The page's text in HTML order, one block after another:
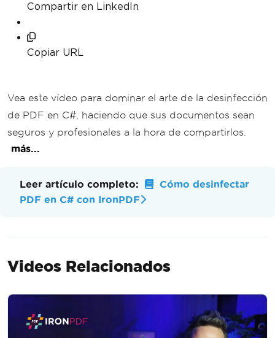
Compartir en LinkedIn
Copiar URL
Vea este vídeo para dominar el arte de la desinfección
de PDF en C#, haciendo que sus documentos sean
seguros y profesionales a la hora de compartirlos.
más...
Leer artículo completo:
Cómo desinfectar
PDF en C# con IronPDF
Videos Relacionados